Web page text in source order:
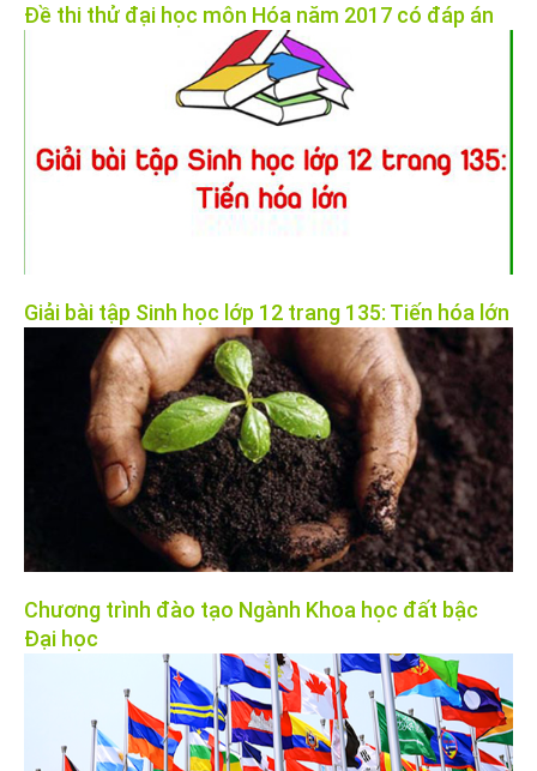
Đề thi thử đại học môn Hóa năm 2017 có đáp án
Giải bài tập Sinh học lớp 12 trang 135: Tiến hóa lớn
Chương trình đào tạo Ngành Khoa học đất bậc
Đại học